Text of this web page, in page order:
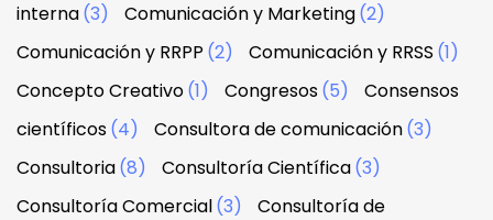
interna(3) Comunicación y Marketing(2)
Comunicación y RRPP (2) Comunicación y RRSS (1)
Concepto Creativo(1) Congresos(5)
Consensos
científicos(4) Consultora de comunicación(3)
Consultoria(8) Consultoría Científica(3)
Consultoría Comercial(3)
Consultoría de